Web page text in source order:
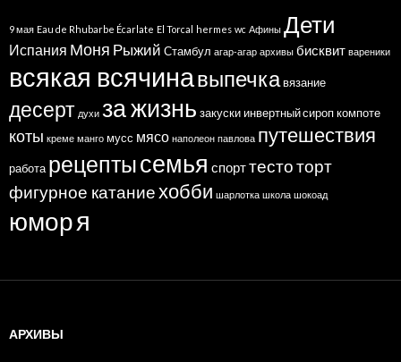
9 мая Eau de Rhubarbe Écarlate El Torcal hermes wc Афины Дети
Испания Моня Рыжий Стамбул агар-агар архивы бисквит вареники
всякая всячинавыпечка вязание
десерт духи за жизнь закуски инвертный сироп компоте
коты креме манго мусс мясо наполеон павлова путешествия
работа рецептысемья спорттестоторт
фигурное катаниехобби шарлотка школа шокоад
юморя
АРХИВЫ